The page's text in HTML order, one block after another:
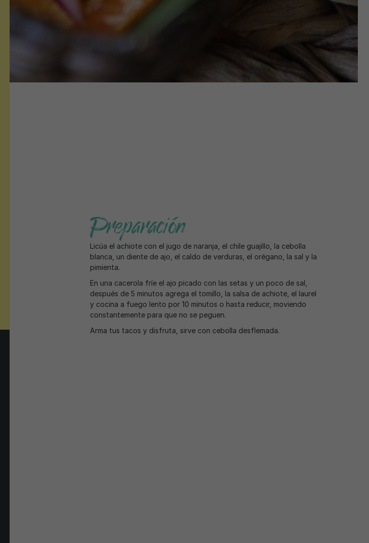
Preparación
Licúa el achiote con el jugo de naranja, el chile guajillo, la cebolla
blanca, un diente de ajo, el caldo de verduras, el orégano, la sal y la
pimienta.
En una cacerola fríe el ajo picado con las setas y un poco de sal,
después de 5 minutos agrega el tomillo, la salsa de achiote, el laurel
y cocina a fuego lento por 10 minutos o hasta reducir, moviendo
constantemente para que no se peguen.
Arma tus tacos y disfruta, sirve con cebolla desflemada.